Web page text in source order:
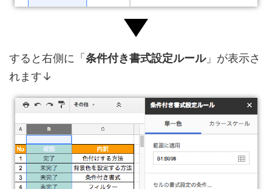
すると右側に「 条件付き書式設定ルール」が表示さ
れます↓